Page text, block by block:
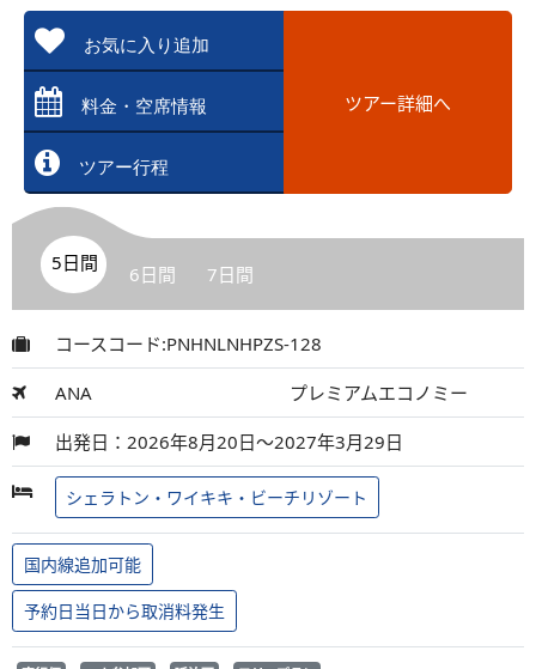
お気に入り追加
料金・空席情報
ツアー行程
ツアー詳細へ
5日間 6日間 7日間
コースコード:PNHNLNHPZS-128
ANA プレミアムエコノミー
出発日：2026年8月20日～2027年3月29日
シェラトン・ワイキキ・ビーチリゾート
国内線追加可能
予約日当日から取消料発生